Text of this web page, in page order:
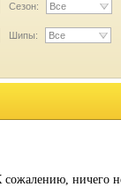
Сезон: Все
Шипы: Все
сожалению, ничего